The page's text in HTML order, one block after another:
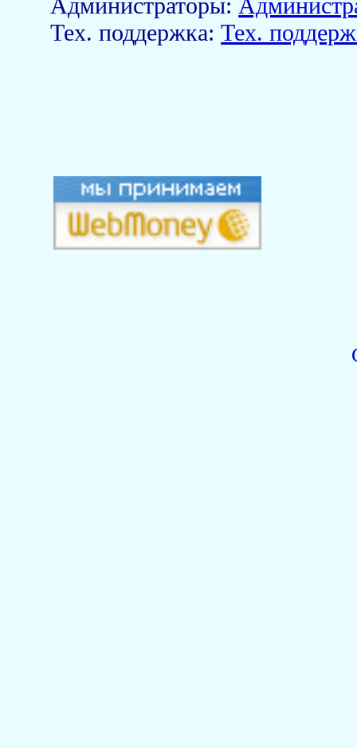
Тех. поддержка:Тех.